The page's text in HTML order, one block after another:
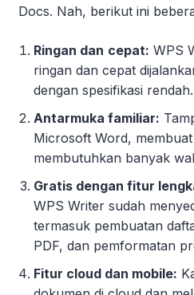
Docs. Nah, berikut ini
Ringan dan cepat: WPS
ringan dan cepat
dengan spesifikasi rendah.
Antarmuka familiar:
Microsoft Word,
membutuhkan banyak
Gratis dengan fitur
WPS Writer sudah
termasuk pembuatan
PDF, dan pemformatan
Fitur cloud dan mobile: